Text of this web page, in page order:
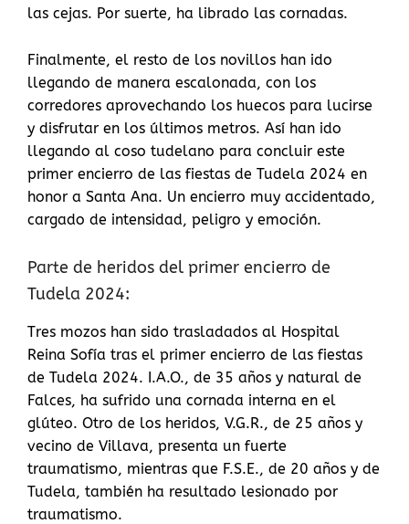
las cejas. Por suerte, ha librado las cornadas.
Finalmente, el resto de los novillos han ido
llegando de manera escalonada, con los
corredores aprovechando los huecos para lucirse
y disfrutar en los últimos metros. Así han ido
llegando al coso tudelano para concluir este
primer encierro de las fiestas de Tudela 2024 en
honor a Santa Ana. Un encierro muy accidentado,
cargado de intensidad, peligro y emoción.
Parte de heridos del primer encierro de
Tudela 2024:
Tres mozos han sido trasladados al Hospital
Reina Sofía tras el primer encierro de las fiestas
de Tudela 2024. I.A.O., de 35 años y natural de
Falces, ha sufrido una cornada interna en el
glúteo. Otro de los heridos, V.G.R., de 25 años y
vecino de Villava, presenta un fuerte
traumatismo, mientras que F.S.E., de 20 años y de
Tudela, también ha resultado lesionado por
traumatismo.